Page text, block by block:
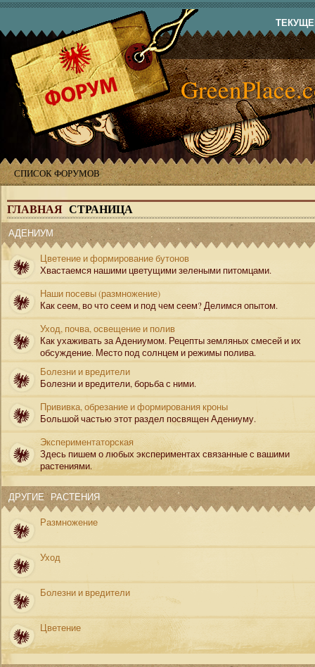
СПИСОК ФОРУМОВ
ГЛАВНАЯ СТРАНИЦА
АДЕНИУМ
Цветение и формирование бутонов
Хвастаемся нашими цветущими зелеными питомцами.
Наши посевы (размножение)
Как сеем, во что сеем и под чем сеем? Делимся опытом.
Уход, почва, освещение и полив
Как ухаживать за Адениумом. Рецепты земляных смесей и их
обсуждение. Место под солнцем и режимы полива.
Болезни и вредители
Болезни и вредители, борьба с ними.
Прививка, обрезание и формирования кроны
Большой частью этот раздел посвящен Адениуму.
Экспериментаторская
Здесь пишем о любых экспериментах связанные с вашими
растениями.
ДРУГИЕ РАСТЕНИЯ
Размножение
Уход
Болезни и вредители
Цветение